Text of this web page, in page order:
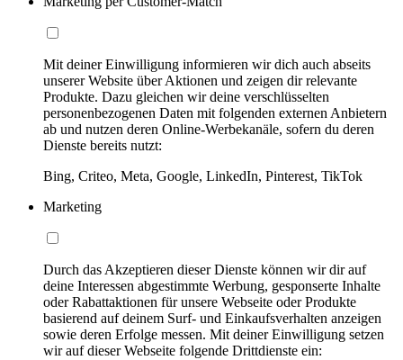
Mit deiner Einwilligung informieren wir dich auch abseits
unserer Website über Aktionen und zeigen dir relevante
Produkte. Dazu gleichen wir deine verschlüsselten
personenbezogenen Daten mit folgenden externen Anbietern
ab und nutzen deren Online-Werbekanäle, sofern du deren
Dienste bereits nutzt:
Bing, Criteo, Meta, Google, LinkedIn, Pinterest, TikTok
Marketing
Durch das Akzeptieren dieser Dienste können wir dir auf
deine Interessen abgestimmte Werbung, gesponserte Inhalte
oder Rabattaktionen für unsere Webseite oder Produkte
basierend auf deinem Surf- und Einkaufsverhalten anzeigen
sowie deren Erfolge messen. Mit deiner Einwilligung setzen
wir auf dieser Webseite folgende Drittdienste ein: